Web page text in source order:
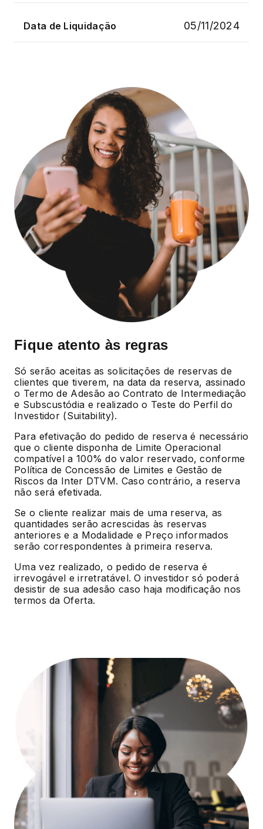
Data de Liquidação 05/11/2024
Fique atento às regras
Só serão aceitas as solicitações de reservas de
clientes que tiverem, na data da reserva, assinado
o Termo de Adesão ao Contrato de Intermediação
e Subscustódia e realizado o Teste do Perfil do
Investidor (Suitability).
Para efetivação do pedido de reserva é necessário
que o cliente disponha de Limite Operacional
compatível a 100% do valor reservado, conforme
Política de Concessão de Limites e Gestão de
Riscos da Inter DTVM. Caso contrário, a reserva
não será efetivada.
Se o cliente realizar mais de uma reserva, as
quantidades serão acrescidas às reservas
anteriores e a Modalidade e Preço informados
serão correspondentes à primeira reserva.
Uma vez realizado, o pedido de reserva é
irrevogável e irretratável. O investidor só poderá
desistir de sua adesão caso haja modificação nos
termos da Oferta.